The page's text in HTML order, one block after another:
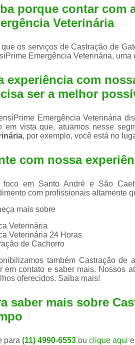
porque contar com
Veterinária
que os serviços de Castração de
Emergência Veterinária,
experiência com
ser a melhor
Emergência Veterinária
em vista que, atuamos nesse
, por exemplo, você está no
com nossa
foco em Santo André e São
com profissionais altamente
mais sobre
Veterinária
Veterinária 24 Horas
de Cachorro
também Castração
em contato e saber mais. Nossos
oferecidos. Saiba mais!
saber mais sobre
para (11) 4990-6553 ou clique aqui